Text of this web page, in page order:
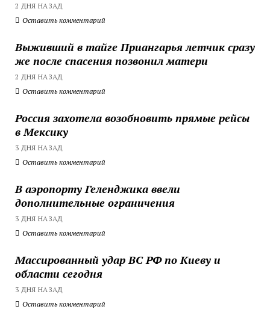
2 ДНЯ НАЗАД
Оставить комментарий
Выживший в тайге Приангарья летчик сразу
же после спасения позвонил матери
2 ДНЯ НАЗАД
Оставить комментарий
Россия захотела возобновить прямые рейсы
в Мексику
3 ДНЯ НАЗАД
Оставить комментарий
В аэропорту Геленджика ввели
дополнительные ограничения
3 ДНЯ НАЗАД
Оставить комментарий
Массированный удар ВС РФ по Киеву и
области сегодня
3 ДНЯ НАЗАД
Оставить комментарий